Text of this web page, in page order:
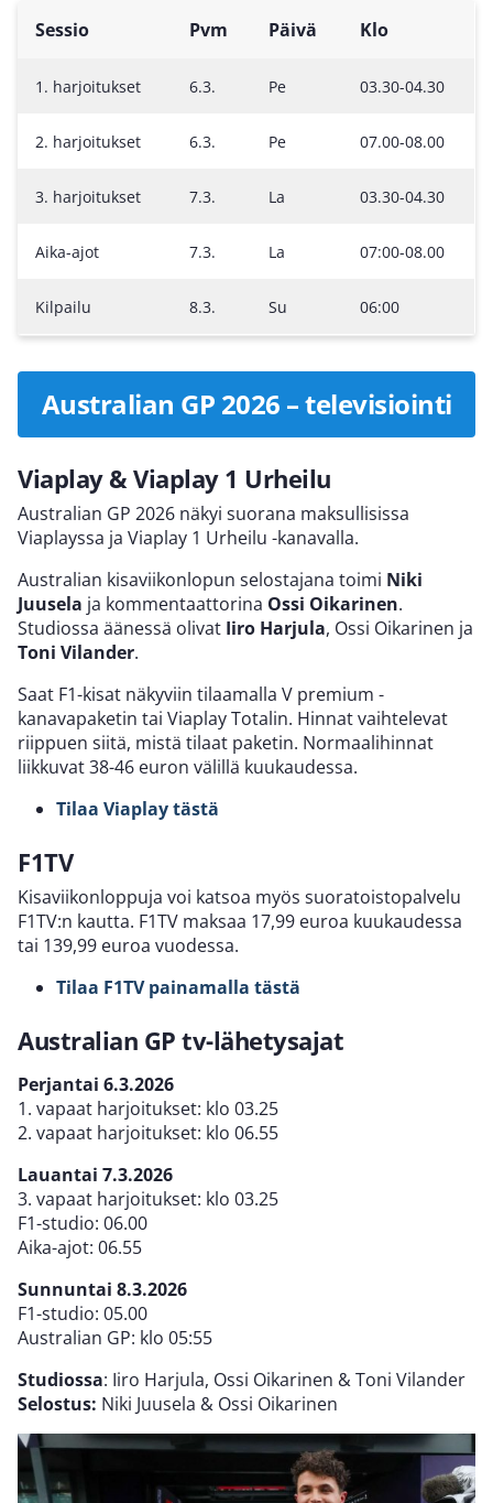
Sessio Pvm Päivä Klo
1. harjoitukset 6.3. Pe 03.30-04.30
2. harjoitukset 6.3. Pe 07.00-08.00
3. harjoitukset 7.3. La 03.30-04.30
Aika-ajot 7.3. La 07:00-08.00
Kilpailu 8.3. Su 06:00
Australian GP 2026 – televisiointi
Viaplay & Viaplay 1 Urheilu
Australian GP 2026 näkyi suorana maksullisissa
Viaplayssa ja Viaplay 1 Urheilu -kanavalla.
Australian kisaviikonlopun selostajana toimi Niki
Juusela ja kommentaattorina Ossi Oikarinen.
Studiossa äänessä olivat Iiro Harjula, Ossi Oikarinen ja
Toni Vilander.
Saat F1-kisat näkyviin tilaamalla V premium -
kanavapaketin tai Viaplay Totalin. Hinnat vaihtelevat
riippuen siitä, mistä tilaat paketin. Normaalihinnat
liikkuvat 38-46 euron välillä kuukaudessa.
Tilaa Viaplay tästä
F1TV
Kisaviikonloppuja voi katsoa myös suoratoistopalvelu
F1TV:n kautta. F1TV maksaa 17,99 euroa kuukaudessa
tai 139,99 euroa vuodessa.
Tilaa F1TV painamalla tästä
Australian GP tv-lähetysajat
Perjantai 6.3.2026
1. vapaat harjoitukset: klo 03.25
2. vapaat harjoitukset: klo 06.55
Lauantai 7.3.2026
3. vapaat harjoitukset: klo 03.25
F1-studio: 06.00
Aika-ajot: 06.55
Sunnuntai 8.3.2026
F1-studio: 05.00
Australian GP: klo 05:55
Studiossa: Iiro Harjula, Ossi Oikarinen & Toni Vilander
Selostus: Niki Juusela & Ossi Oikarinen